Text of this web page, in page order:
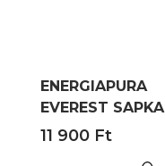
ENERGIAPURA
EVEREST SAPKA
11 900 Ft